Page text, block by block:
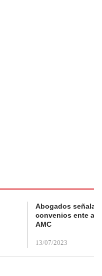
Abogados
convenios ente
AMC
13/07/2023